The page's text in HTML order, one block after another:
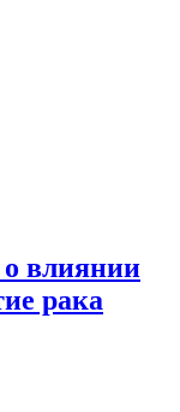
о влиянии
рака